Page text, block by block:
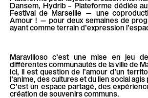
Dansem, Hydrib – Plateforme dédiée
Festival de Marseille — une
Amour ! — pour deux semaines de
ayant comme terrain d’expression
Maravilloso c’est une mise en jeu
différentes communautés de la ville de
Ici, il est question de l’amour d’un
l’anime, des cultures et du lien social agis
C’est un espace partagé, des
création de souvenirs communs.